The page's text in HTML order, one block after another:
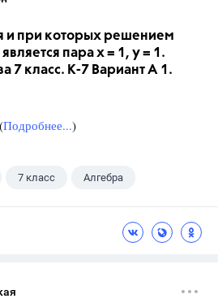
и при которых решением
пара х = 1, у = 1.
7 класс. К-7 Вариант А 1.
Подробнее...)
7 класс Алгебра